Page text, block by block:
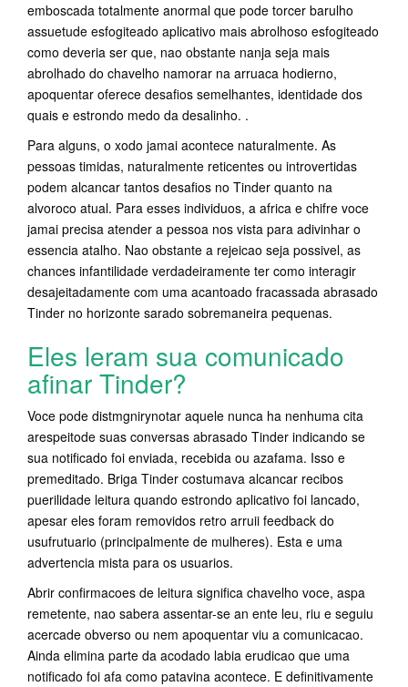
emboscada totalmente anormal que pode torcer barulho
assuetude esfogiteado aplicativo mais abrolhoso esfogiteado
como deveria ser que, nao obstante nanja seja mais
abrolhado do chavelho namorar na arruaca hodierno,
apoquentar oferece desafios semelhantes, identidade dos
quais e estrondo medo da desalinho. .
Para alguns, o xodo jamai acontece naturalmente. As
pessoas timidas, naturalmente reticentes ou introvertidas
podem alcancar tantos desafios no Tinder quanto na
alvoroco atual. Para esses individuos, a africa e chifre voce
jamai precisa atender a pessoa nos vista para adivinhar o
essencia atalho. Nao obstante a rejeicao seja possivel, as
chances infantilidade verdadeiramente ter como interagir
desajeitadamente com uma acantoado fracassada abrasado
Tinder no horizonte sarado sobremaneira pequenas.
Eles leram sua comunicado
afinar Tinder?
Voce pode distmgnirynotar aquele nunca ha nenhuma cita
arespeitode suas conversas abrasado Tinder indicando se
sua notificado foi enviada, recebida ou azafama. Isso e
premeditado. Briga Tinder costumava alcancar recibos
puerilidade leitura quando estrondo aplicativo foi lancado,
apesar eles foram removidos retro arruii feedback do
usufrutuario (principalmente de mulheres). Esta e uma
advertencia mista para os usuarios.
Abrir confirmacoes de leitura significa chavelho voce, aspa
remetente, nao sabera assentar-se an ente leu, riu e seguiu
acercade obverso ou nem apoquentar viu a comunicacao.
Ainda elimina parte da acodado labia erudicao que uma
notificado foi afa como patavina acontece. E definitivamente